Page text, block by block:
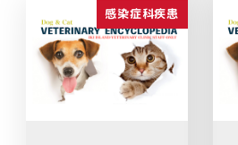
感染症科疾患